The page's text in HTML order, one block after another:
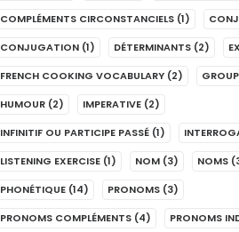
COMPLÉMENTS CIRCONSTANCIELS (1)
CONJUGATION (1) DÉTERMINANTS (2)
FRENCH COOKING VOCABULARY (2)
HUMOUR (2) IMPERATIVE (2)
INFINITIF OU PARTICIPE PASSÉ (1)
LISTENING EXERCISE (1) NOM (3) NOMS
PHONÉTIQUE (14) PRONOMS (3)
PRONOMS COMPLÉMENTS (4) PRONOMS